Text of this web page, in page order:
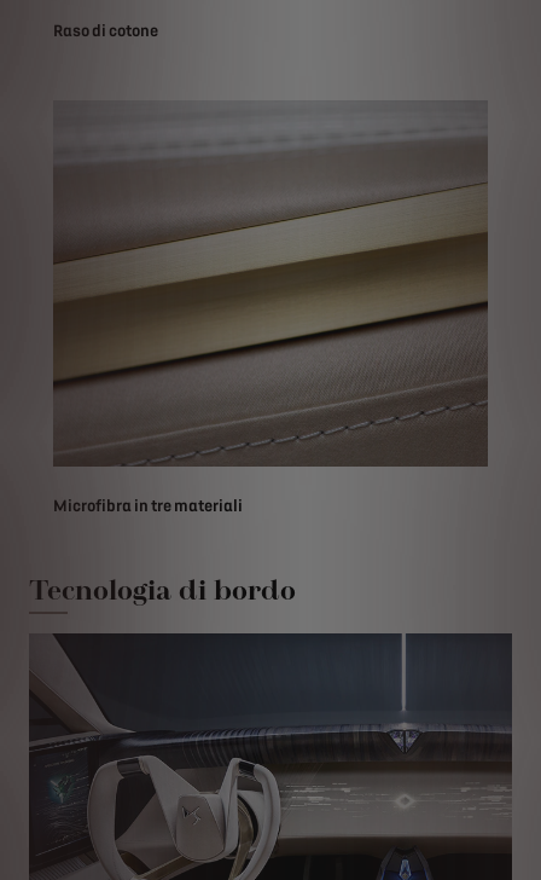
Raso di cotone
Microfibra in tre materiali
Tecnologia di bordo